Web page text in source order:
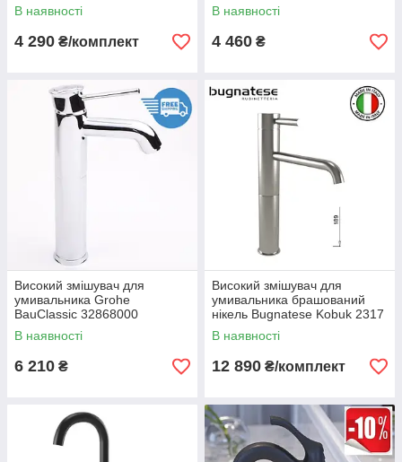
CV023604
В наявності
4 290 ₴/комплект
В наявності
4 460 ₴
Високий змішувач для
умивальника Grohe
BauClassic 32868000
В наявності
6 210 ₴
Високий змішувач для
умивальника брашований
нікель Bugnatese Kobuk 2317
В наявності
12 890 ₴/комплект